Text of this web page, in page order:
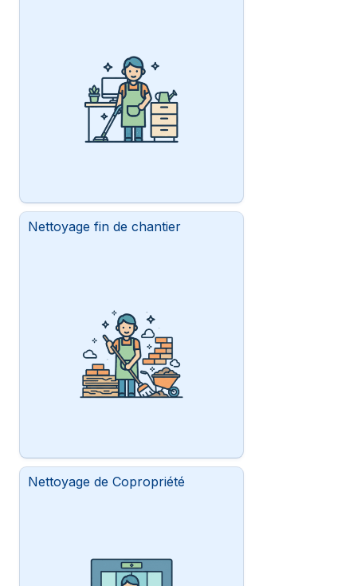
Nettoyage fin de chantier
Nettoyage de Copropriété